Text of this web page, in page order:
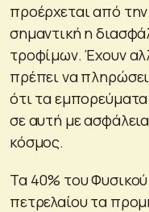
προέρχεται από
σημαντική η
τροφίμων. Έχουν
πρέπει να
ότι τα
σε αυτή με
κόσμος.
Τα 40% του
πετρελαίου τα